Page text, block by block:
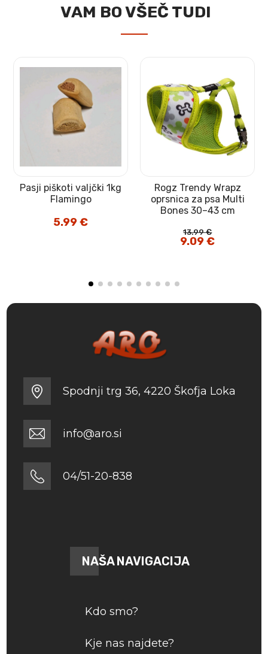
VAM BO VŠEČ TUDI
Pasji piškoti valjčki 1kg
Flamingo
5.99€
Rogz Trendy Wrapz
oprsnica za psa Multi
Bones 30–43 cm
13.99€
Izvirna
cena
9.09€Trenutna
cena
Spodnji trg 36, 4220 Škofja Loka
info@aro.si
04/51-20-838
NAŠA NAVIGACIJA
Kdo smo?
Kje nas najdete?